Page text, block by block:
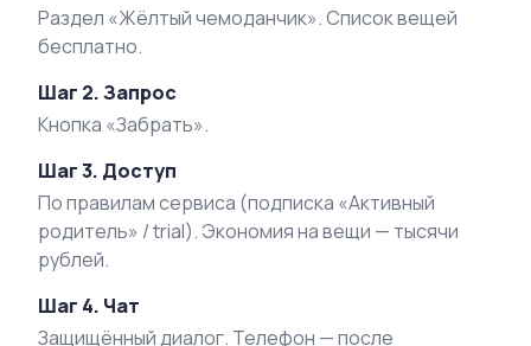
Раздел «Жёлтый чемоданчик». Список вещей
бесплатно.
Шаг 2. Запрос
Кнопка «Забрать».
Шаг 3. Доступ
По правилам сервиса (подписка «Активный
родитель» / trial). Экономия на вещи — тысячи
рублей.
Шаг 4. Чат
Защищённый диалог. Телефон — после